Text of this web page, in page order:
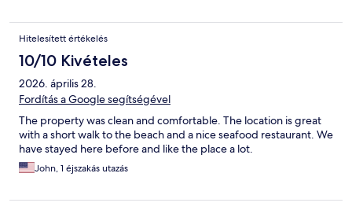
Hitelesített értékelés
10/10 Kivételes
2026. április 28.
Fordítás a Google segítségével
The property was clean and comfortable. The location is great
with a short walk to the beach and a nice seafood restaurant. We
have stayed here before and like the place a lot.
John, 1 éjszakás utazás